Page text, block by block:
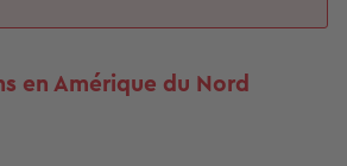
en Amérique du Nord